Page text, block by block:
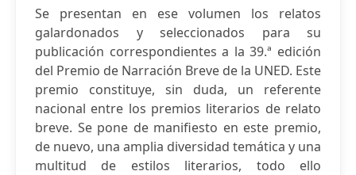
Se presentan en ese volumen los relatos
galardonados y seleccionados para su
publicación correspondientes a la 39.ª edición
del Premio de Narración Breve de la UNED. Este
premio constituye, sin duda, un referente
nacional entre los premios literarios de relato
breve. Se pone de manifiesto en este premio,
de nuevo, una amplia diversidad temática y una
multitud de estilos literarios, todo ello